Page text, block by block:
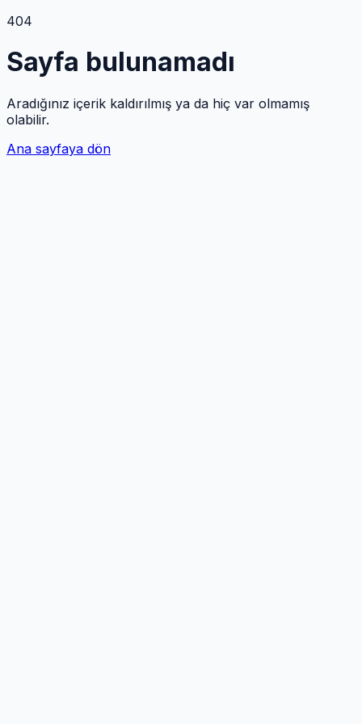
404
Sayfa bulunamadı
Aradığınız içerik kaldırılmış ya da hiç var olmamış
olabilir.
Ana sayfaya dön